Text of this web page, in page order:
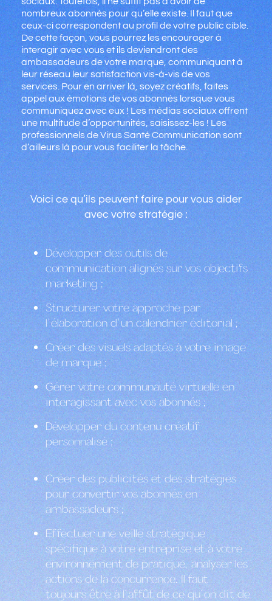
nombreux abonnés pour qu’elle existe. Il faut que
ceux-ci correspondent au profil de votre public cible.
De cette façon, vous pourrez les encourager à
interagir avec vous et ils deviendront des
ambassadeurs de votre marque, communiquant à
leur réseau leur satisfaction vis-à-vis de vos
services. Pour en arriver là, soyez créatifs, faites
appel aux émotions de vos abonnés lorsque vous
communiquez avec eux ! Les médias sociaux offrent
une multitude d’opportunités, saisissez-les ! Les
professionnels de Virus Santé Communication sont
d’ailleurs là pour vous faciliter la tâche.
Voici ce qu’ils peuvent faire pour vous aider
avec votre stratégie :
Développer des outils de
communication alignés sur vos objectifs
marketing ;
Structurer votre approche par
l’élaboration d’un calendrier éditorial ;
Créer des visuels adaptés à votre image
de marque ;
Gérer votre communauté virtuelle en
interagissant avec vos abonnés ;
Développer du contenu créatif
personnalisé ;
Créer des publicités et des stratégies
pour convertir vos abonnés en
ambassadeurs ;
Effectuer une veille stratégique
spécifique à votre entreprise et à votre
environnement de pratique, analyser les
actions de la concurrence. Il faut
toujours être à l’affût de ce qu’on dit de